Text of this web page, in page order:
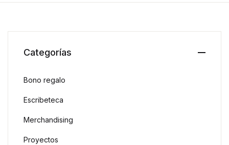
Categorías
Bono regalo
Escribeteca
Merchandising
Proyectos